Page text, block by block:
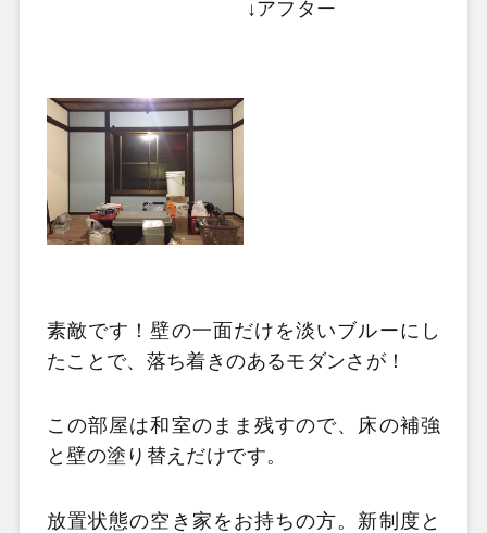
↓アフター
素敵です！壁の一面だけを淡いブルーにし
たことで、落ち着きのあるモダンさが！
この部屋は和室のまま残すので、床の補強
と壁の塗り替えだけです。
放置状態の空き家をお持ちの方。新制度と